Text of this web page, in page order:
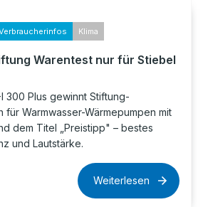
Klima
Warentest nur für Stiebel
300 Plus gewinnt Stiftung-
für Warmwasser-Wärmepumpen mit
dem Titel „Preistipp" – bestes
und Lautstärke.
Weiterlesen